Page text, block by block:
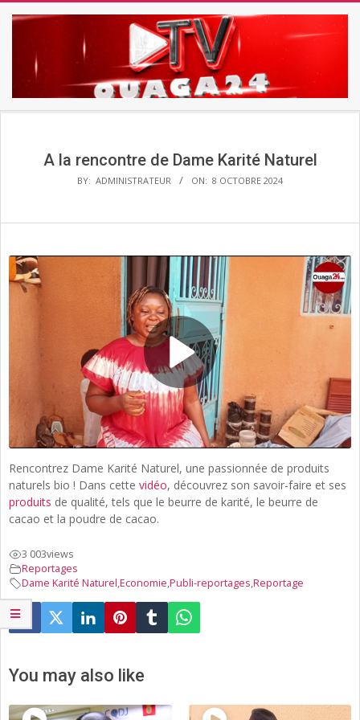
Skip
TV
OUAGA24
A la rencontre de Dame Karité Naturel
BY: ADMINISTRATEUR ON: 8 OCTOBRE 2024
Rencontrez Dame Karité Naturel, une passionnée de produits
naturels bio ! Dans cette vidéo, découvrez son savoir-faire et ses
produits de qualité, tels que le beurre de karité, le beurre de
cacao et la poudre de cacao.
3 003views
Reportages
Dame Karité Naturel,Economie,Publi-reportages,Reportage
You may also like